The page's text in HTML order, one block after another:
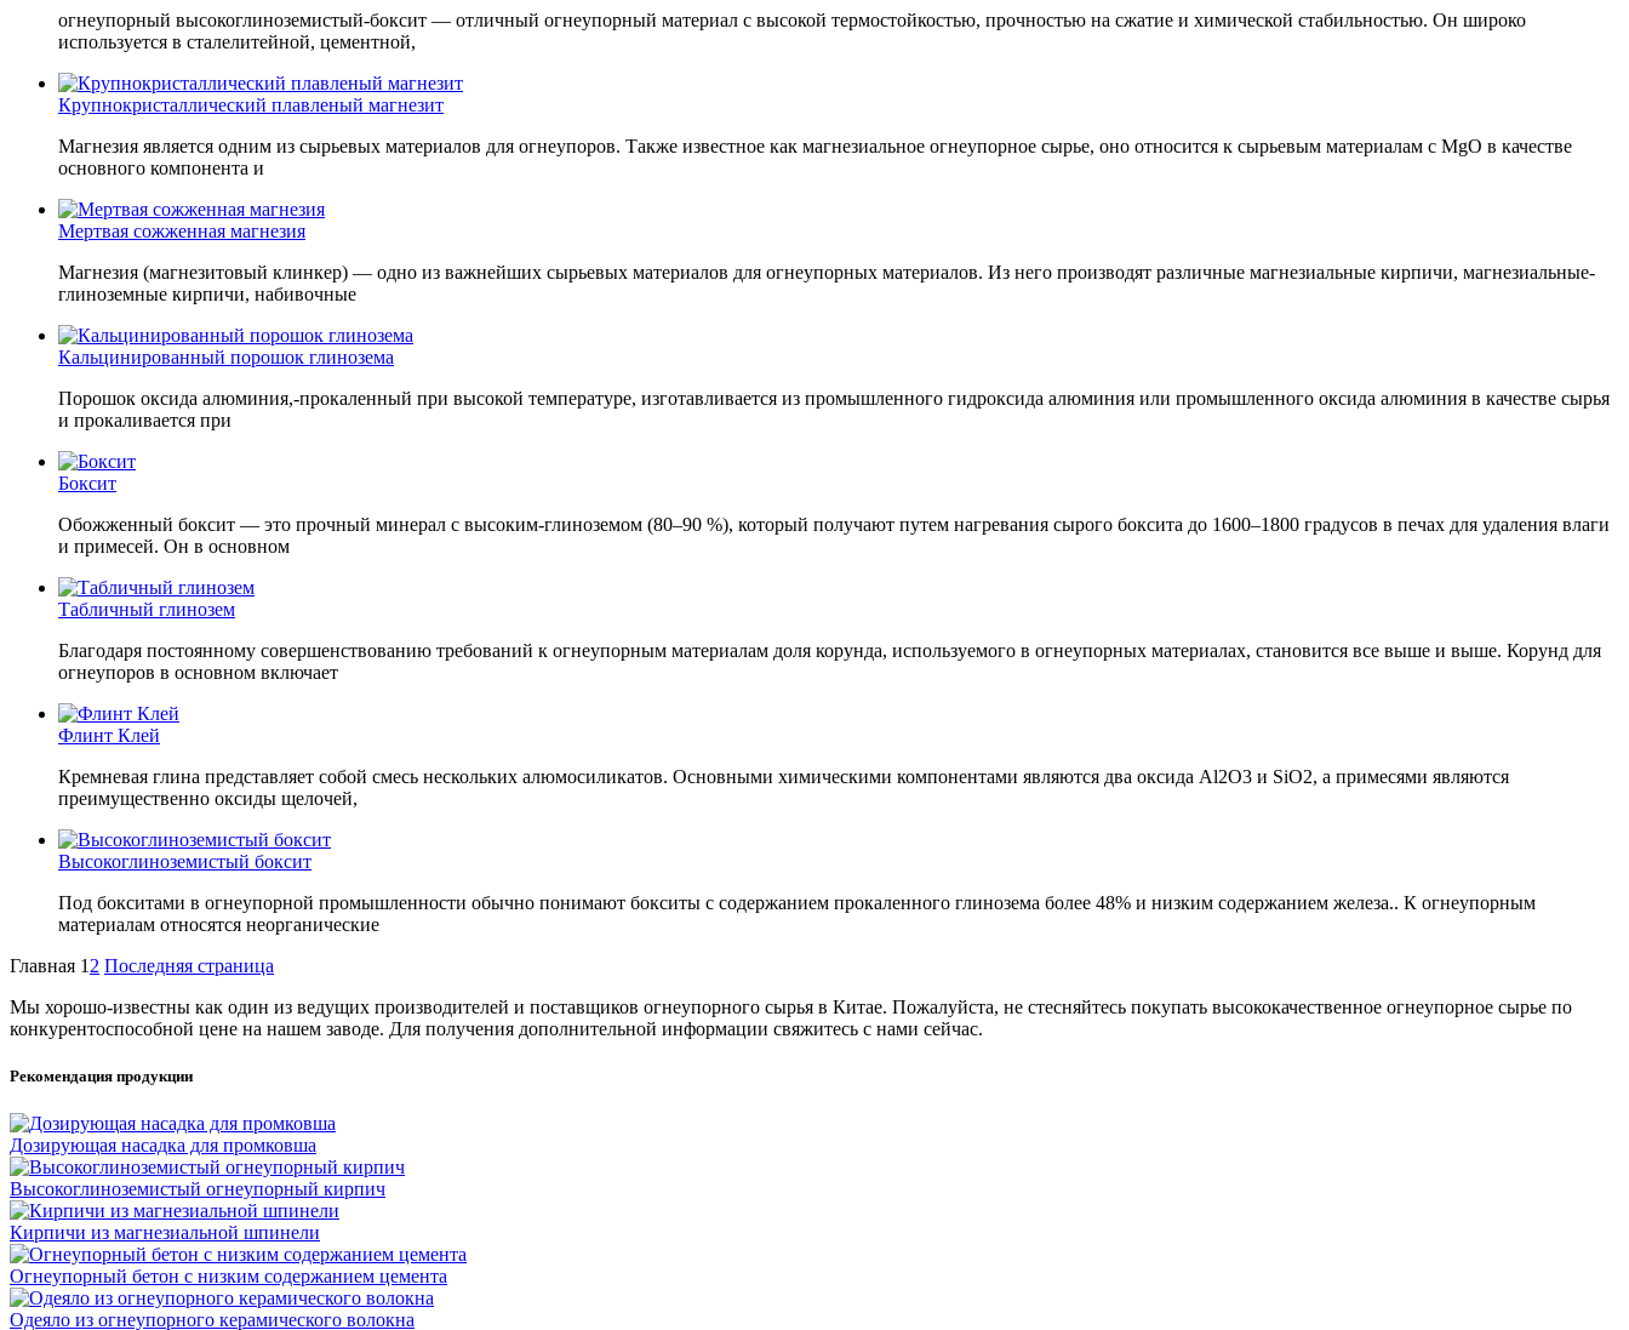
огнеупорный высокоглиноземистый-боксит — отличный огнеупорный материал с высокой термостойкостью, прочностью на сжатие и химической стабильностью. Он широко
используется в сталелитейной, цементной,
Крупнокристаллический плавленый магнезит
Магнезия является одним из сырьевых материалов для огнеупоров. Также известное как магнезиальное огнеупорное сырье, оно относится к сырьевым материалам с MgO в качестве
основного компонента и
Мертвая сожженная магнезия
Магнезия (магнезитовый клинкер) — одно из важнейших сырьевых материалов для огнеупорных материалов. Из него производят различные магнезиальные кирпичи, магнезиальные-
глиноземные кирпичи, набивочные
Кальцинированный порошок глинозема
Порошок оксида алюминия,-прокаленный при высокой температуре, изготавливается из промышленного гидроксида алюминия или промышленного оксида алюминия в качестве сырья
и прокаливается при
Боксит
Обожженный боксит — это прочный минерал с высоким-глиноземом (80–90 %), который получают путем нагревания сырого боксита до 1600–1800 градусов в печах для удаления влаги
и примесей. Он в основном
Табличный глинозем
Благодаря постоянному совершенствованию требований к огнеупорным материалам доля корунда, используемого в огнеупорных материалах, становится все выше и выше. Корунд для
огнеупоров в основном включает
Флинт Клей
Кремневая глина представляет собой смесь нескольких алюмосиликатов. Основными химическими компонентами являются два оксида Al2O3 и SiO2, а примесями являются
преимущественно оксиды щелочей,
Высокоглиноземистый боксит
Под бокситами в огнеупорной промышленности обычно понимают бокситы с содержанием прокаленного глинозема более 48% и низким содержанием железа.. К огнеупорным
материалам относятся неорганические
Главная 1 2 Последняя страница
Мы хорошо-известны как один из ведущих производителей и поставщиков огнеупорного сырья в Китае. Пожалуйста, не стесняйтесь покупать высококачественное огнеупорное сырье по
конкурентоспособной цене на нашем заводе. Для получения дополнительной информации свяжитесь с нами сейчас.
Рекомендация продукции
Дозирующая насадка для промковша
Высокоглиноземистый огнеупорный кирпич
Кирпичи из магнезиальной шпинели
Огнеупорный бетон с низким содержанием цемента
Одеяло из огнеупорного керамического волокна